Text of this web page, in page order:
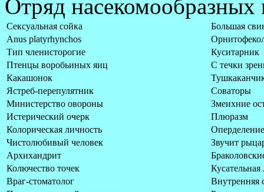
Отряд
Сексуальная сойка
Большая
Anus platyrhynchos
Тип членисторогие
Куситарник
Птенцы воробьиных яиц
С течки
Какашонок
Ястреб-перепулятник
Соваторы
Министерство овороны
Змеихние
Истерический очерк
Плюразм
Колорическая личность
Оперделение
Чистолюбивый человек
Звучит
Архихандрит
Колючество точек
Враг-стоматолог
Внутренняя